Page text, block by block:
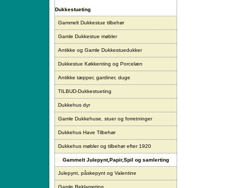
Dukkestueting
Gammelt Dukkestue tilbehør
Gamle Dukkestue møbler
Antikke og Gamle Dukkestuedukker
Dukkestue Køkkenting og Porcelæn
Antikke tæpper, gardiner, duge
TILBUD-Dukkestueting
Dukkehus dyr
Gamle Dukkehuse, stuer og forretninger
Dukkehus Have Tilbehør
Dukkehus møbler og tilbehør efter 1920
Gammelt Julepynt,Papir,Spil og samlerting
Julepynt, påskepynt og Valentine
Gamle Reklameting